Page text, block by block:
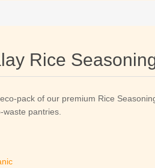
Rice
pack of our premium Rice
pantries.